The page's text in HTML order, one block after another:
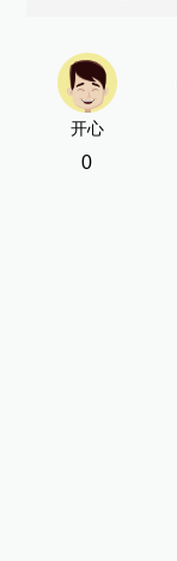
开心
0